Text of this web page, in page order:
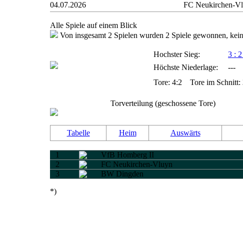
04.07.2026
FC Neukirchen-
Alle Spiele auf einem Blick
Von insgesamt 2 Spielen wurden 2 Spiele gewonnen,
Hochster Sieg: 3 :
Höchste Niederlage: ---
Tore: 4:2 Tore im
Torverteilung (geschossene Tore)
Tabelle Heim Auswärts
1 VfB Homberg II
2
FC Neukirchen-Vluyn
3
BW Dingden
*)